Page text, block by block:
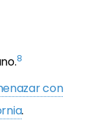
8
con
.